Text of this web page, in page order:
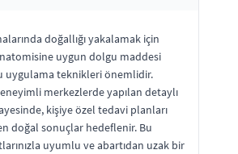
doğallığı yakalamak için
uygun dolgu maddesi
uygulama teknikleri önemlidir.
merkezlerde yapılan detaylı
kişiye özel tedavi planları
doğal sonuçlar hedeflenir. Bu
uyumlu ve abartıdan uzak bir